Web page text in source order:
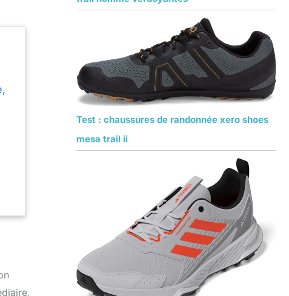
Test : chaussures de randonnée xero shoes
mesa trail ii